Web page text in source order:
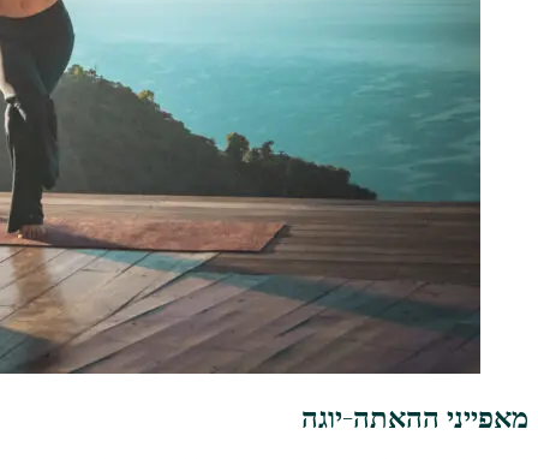
מאפייני ההאתה-יוגה